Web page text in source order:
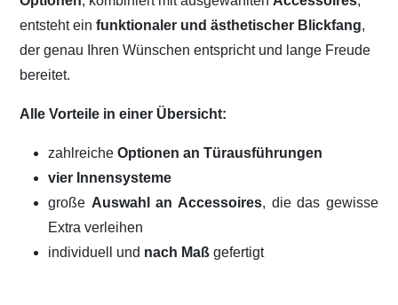
entsteht einfunktionaler und ästhetischer Blickfang,
der genau Ihren Wünschen entspricht und lange Freude
bereitet.
Alle Vorteile in einer Übersicht:
zahlreicheOptionen an Türausführungen
vier Innensysteme
große Auswahl an Accessoires, die das gewisse
Extra verleihen
individuell und nach Maßgefertigt